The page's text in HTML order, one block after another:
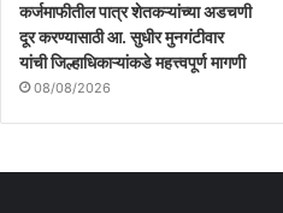
कर्जमाफीतील पात्र शेतकऱ्यांच्या अडचणी
दूर करण्यासाठी आ. सुधीर मुनगंटीवार
यांची जिल्हाधिकाऱ्यांकडे महत्त्वपूर्ण मागणी
08/08/2026